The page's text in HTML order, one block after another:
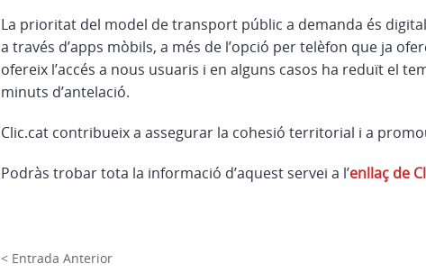
La prioritat del model de transport públic a demanda és
a través d’apps mòbils, a més de l’opció per telèfon que ja
ofereix l’accés a nous usuaris i en alguns casos ha reduït el
minuts d’antelació.
Clic.cat contribueix a assegurar la cohesió territorial i a
Podràs trobar tota la informació d’aquest servei a l’enllaç de
< Entrada Anterior